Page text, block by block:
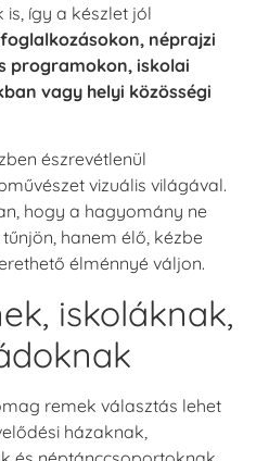
így a készlet jól
néprajzi
programokon, iskolai
vagy helyi közösségi
észrevétlenül
vizuális világával.
hogy a hagyomány ne
hanem élő, kézbe
élménnyé váljon.
iskoláknak,
remek választás lehet
házaknak,